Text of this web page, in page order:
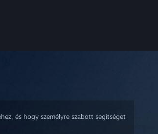
és hogy személyre szabott segítséget